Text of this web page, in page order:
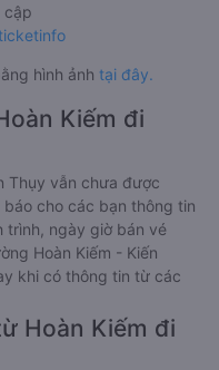
cập
hình ảnh tại đây.
Kiếm đi
Thụy vẫn chưa được
cho các bạn thông tin
trình, ngày giờ bán vé
Hoàn Kiếm - Kiến
khi có thông tin từ các
Hoàn Kiếm đi